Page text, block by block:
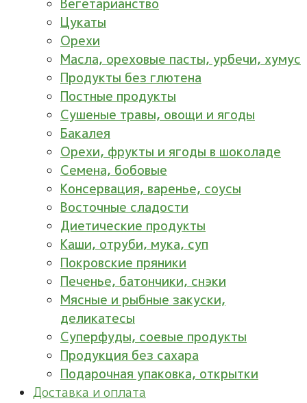
Вегетарианство
Цукаты
Орехи
Масла, ореховые пасты, урбечи, хумус
Продукты без глютена
Постные продукты
Сушеные травы, овощи и ягоды
Бакалея
Орехи, фрукты и ягоды в шоколаде
Семена, бобовые
Консервация, варенье, соусы
Восточные сладости
Диетические продукты
Каши, отруби, мука, суп
Покровские пряники
Печенье, батончики, снэки
Мясные и рыбные закуски,
деликатесы
Суперфуды, соевые продукты
Продукция без сахара
Подарочная упаковка, открытки
Доставка и оплата